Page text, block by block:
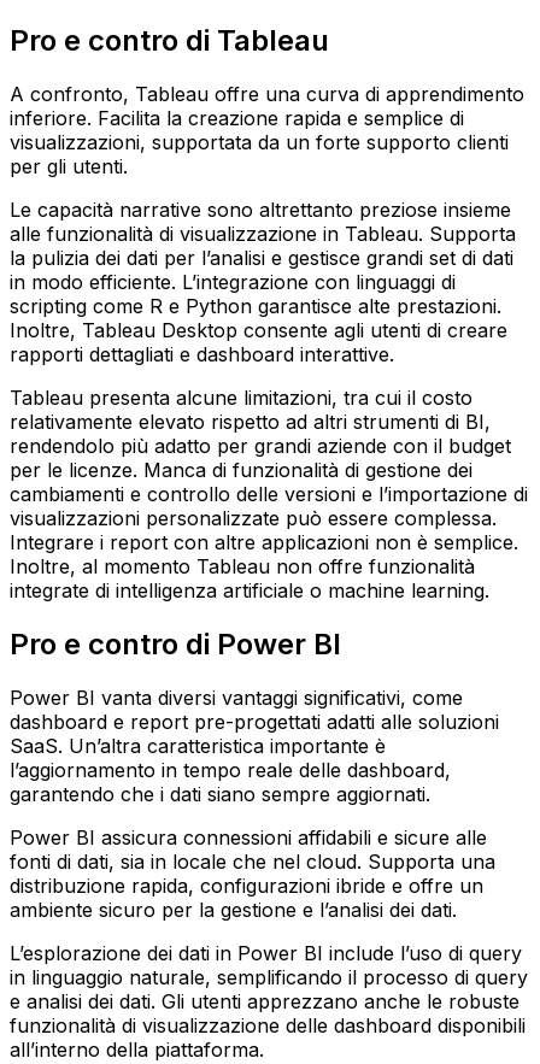
Pro e contro di Tableau
A confronto, Tableau offre una curva di apprendimento
inferiore. Facilita la creazione rapida e semplice di
visualizzazioni, supportata da un forte supporto clienti
per gli utenti.
Le capacità narrative sono altrettanto preziose insieme
alle funzionalità di visualizzazione in Tableau. Supporta
la pulizia dei dati per l’analisi e gestisce grandi set di dati
in modo efficiente. L’integrazione con linguaggi di
scripting come R e Python garantisce alte prestazioni.
Inoltre, Tableau Desktop consente agli utenti di creare
rapporti dettagliati e dashboard interattive.
Tableau presenta alcune limitazioni, tra cui il costo
relativamente elevato rispetto ad altri strumenti di BI,
rendendolo più adatto per grandi aziende con il budget
per le licenze. Manca di funzionalità di gestione dei
cambiamenti e controllo delle versioni e l’importazione di
visualizzazioni personalizzate può essere complessa.
Integrare i report con altre applicazioni non è semplice.
Inoltre, al momento Tableau non offre funzionalità
integrate di intelligenza artificiale o machine learning.
Pro e contro di Power BI
Power BI vanta diversi vantaggi significativi, come
dashboard e report pre-progettati adatti alle soluzioni
SaaS. Un’altra caratteristica importante è
l’aggiornamento in tempo reale delle dashboard,
garantendo che i dati siano sempre aggiornati.
Power BI assicura connessioni affidabili e sicure alle
fonti di dati, sia in locale che nel cloud. Supporta una
distribuzione rapida, configurazioni ibride e offre un
ambiente sicuro per la gestione e l’analisi dei dati.
L’esplorazione dei dati in Power BI include l’uso di query
in linguaggio naturale, semplificando il processo di query
e analisi dei dati. Gli utenti apprezzano anche le robuste
funzionalità di visualizzazione delle dashboard disponibili
all’interno della piattaforma.